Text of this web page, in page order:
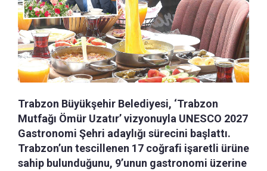
Trabzon Büyükşehir Belediyesi, ‘Trabzon
Mutfağı Ömür Uzatır’ vizyonuyla UNESCO 2027
Gastronomi Şehri adaylığı sürecini başlattı.
Trabzon’un tescillenen 17 coğrafi işaretli ürüne
sahip bulunduğunu, 9’unun gastronomi üzerine